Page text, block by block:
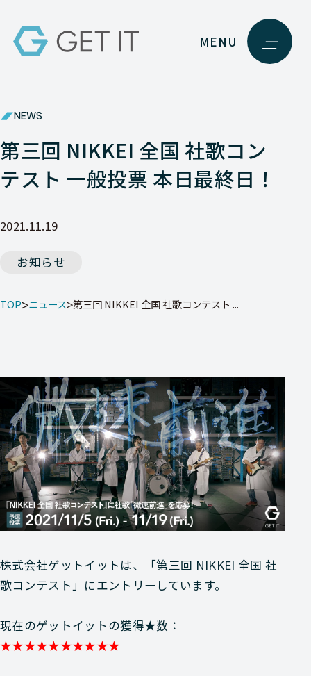
MENU
NEWS
第三回 NIKKEI 全国 社歌コン
テスト 一般投票 本日最終日！
2021.11.19
お知らせ
TOP ニュース 第三回 NIKKEI 全国 社歌コンテスト ...
株式会社ゲットイットは、「第三回 NIKKEI 全国 社
歌コンテスト」にエントリーしています。
現在のゲットイットの獲得★数：
★★★★★★★★★★